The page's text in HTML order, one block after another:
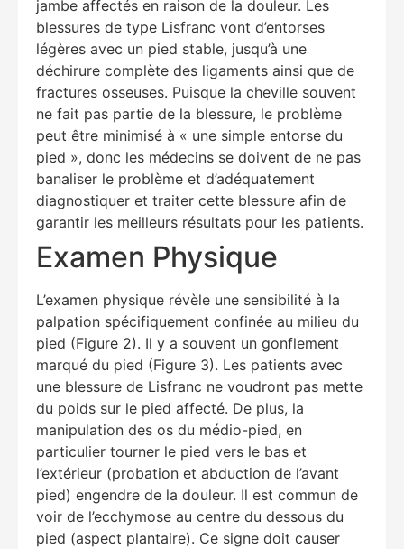
jambe affectés en raison de la douleur. Les
blessures de type Lisfranc vont d’entorses
légères avec un pied stable, jusqu’à une
déchirure complète des ligaments ainsi que de
fractures osseuses. Puisque la cheville souvent
ne fait pas partie de la blessure, le problème
peut être minimisé à « une simple entorse du
pied », donc les médecins se doivent de ne pas
banaliser le problème et d’adéquatement
diagnostiquer et traiter cette blessure afin de
garantir les meilleurs résultats pour les patients.
Examen Physique
L’examen physique révèle une sensibilité à la
palpation spécifiquement confinée au milieu du
pied (Figure 2). Il y a souvent un gonflement
marqué du pied (Figure 3). Les patients avec
une blessure de Lisfranc ne voudront pas mette
du poids sur le pied affecté. De plus, la
manipulation des os du médio-pied, en
particulier tourner le pied vers le bas et
l’extérieur (probation et abduction de l’avant
pied) engendre de la douleur. Il est commun de
voir de l’ecchymose au centre du dessous du
pied (aspect plantaire). Ce signe doit causer